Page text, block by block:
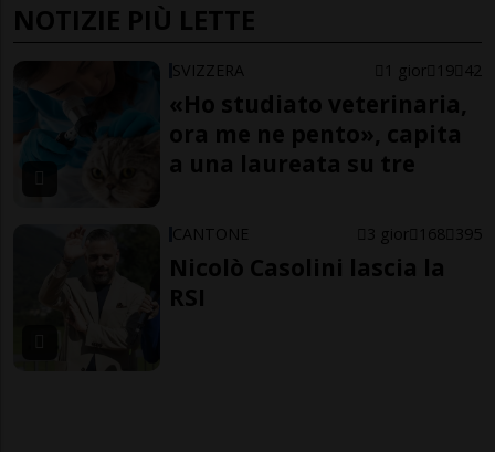
NOTIZIE PIÙ LETTE
SVIZZERA 1 gior 19 42
«Ho studiato veterinaria,
ora me ne pento», capita
a una laureata su tre
CANTONE 3 gior 168 395
Nicolò Casolini lascia la
RSI